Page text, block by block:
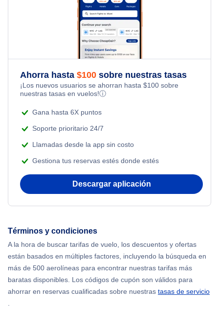
Ahorra hasta $100 sobre nuestras tasas
¡Los nuevos usuarios se ahorran hasta $100 sobre
nuestras tasas en vuelos!ⓘ
Gana hasta 6X puntos
Soporte prioritario 24/7
Llamadas desde la app sin costo
Gestiona tus reservas estés donde estés
Descargar aplicación
Términos y condiciones
A la hora de buscar tarifas de vuelo, los descuentos y ofertas
están basados en múltiples factores, incluyendo la búsqueda en
más de 500 aerolíneas para encontrar nuestras tarifas más
baratas disponibles. Los códigos de cupón son válidos para
ahorrar en reservas cualificadas sobre nuestras tasas de servicio
.